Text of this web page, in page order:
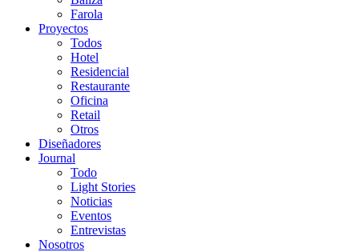
Farola
Proyectos
Todos
Hotel
Residencial
Restaurante
Oficina
Retail
Otros
Diseñadores
Journal
Todo
Light Stories
Noticias
Eventos
Entrevistas
Nosotros